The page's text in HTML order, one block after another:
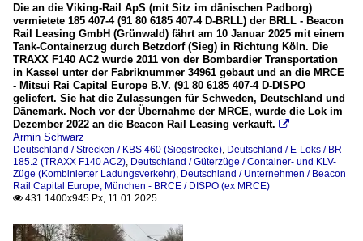
Die an die Viking-Rail ApS (mit Sitz im dänischen Padborg)
vermietete 185 407-4 (91 80 6185 407-4 D-BRLL) der BRLL - Beacon
Rail Leasing GmbH (Grünwald) fährt am 10 Januar 2025 mit einem
Tank-Containerzug durch Betzdorf (Sieg) in Richtung Köln. Die
TRAXX F140 AC2 wurde 2011 von der Bombardier Transportation
in Kassel unter der Fabriknummer 34961 gebaut und an die MRCE
- Mitsui Rai Capital Europe B.V. (91 80 6185 407-4 D-DISPO
geliefert. Sie hat die Zulassungen für Schweden, Deutschland und
Dänemark. Noch vor der Übernahme der MRCE, wurde die Lok im
Dezember 2022 an die Beacon Rail Leasing verkauft. 
Armin Schwarz
Deutschland / Strecken / KBS 460 (Siegstrecke) Deutschland / E-Loks / BR
185.2 (TRAXX F140 AC2) Deutschland / Güterzüge / Container- und KLV-
Züge (Kombinierter Ladungsverkehr) Deutschland / Unternehmen / Beacon
Rail Capital Europe, München - BRCE / DISPO (ex MRCE)
 431 1400x945 Px, 11.01.2025